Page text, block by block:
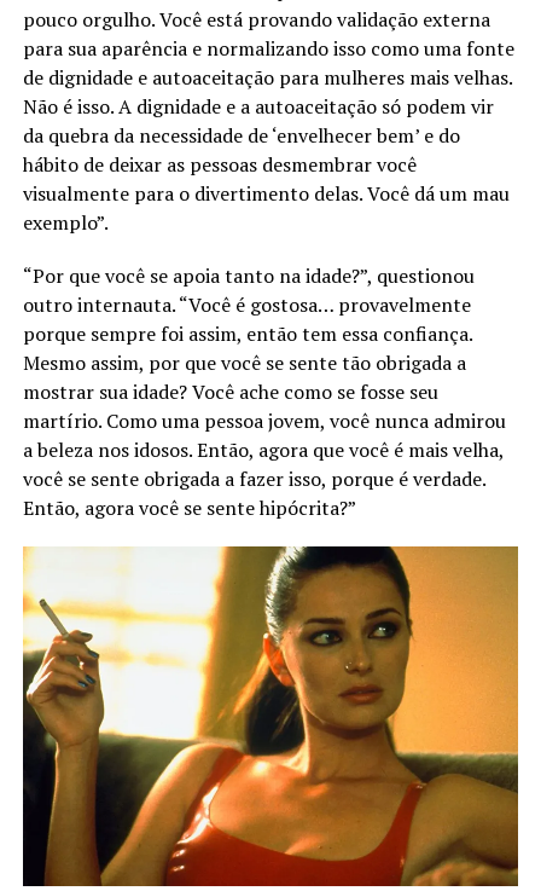
pouco orgulho. Você está provando validação externa
para sua aparência e normalizando isso como uma fonte
de dignidade e autoaceitação para mulheres mais velhas.
Não é isso. A dignidade e a autoaceitação só podem vir
da quebra da necessidade de ‘envelhecer bem’ e do
hábito de deixar as pessoas desmembrar você
visualmente para o divertimento delas. Você dá um mau
exemplo”.
“Por que você se apoia tanto na idade?”, questionou
outro internauta. “Você é gostosa… provavelmente
porque sempre foi assim, então tem essa confiança.
Mesmo assim, por que você se sente tão obrigada a
mostrar sua idade? Você ache como se fosse seu
martírio. Como uma pessoa jovem, você nunca admirou
a beleza nos idosos. Então, agora que você é mais velha,
você se sente obrigada a fazer isso, porque é verdade.
Então, agora você se sente hipócrita?”